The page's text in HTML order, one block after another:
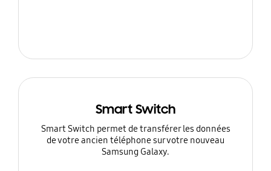
Smart Switch
Smart Switch permet de transférer les données
de votre ancien téléphone sur votre nouveau
Samsung Galaxy.